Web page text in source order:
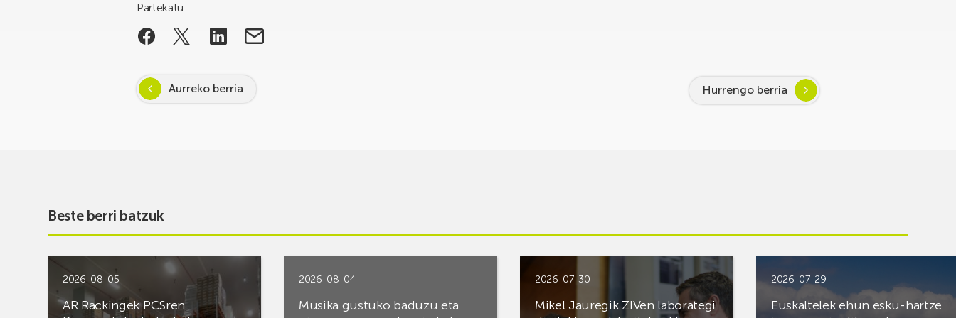
Partekatu
Aurreko berria Hurrengo berria
Beste berri batzuk
2026-08-05
AR Rackingek PCSren
2026-08-04
Musika gustuko baduzu eta
2026-07-30
Mikel Jauregik ZIVen laborategi
2026-07-29
Euskaltelek ehun esku-hartze